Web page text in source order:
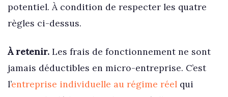
potentiel. À condition de respecter les quatre
règles ci-dessus.
À retenir.Les frais de fonctionnement ne sont
jamais déductibles en micro-entreprise. C’est
l’entreprise individuelle au régime réel qui